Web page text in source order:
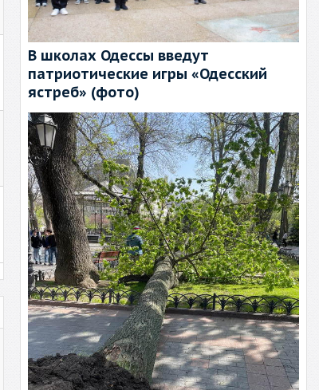
В школах Одессы введут
патриотические игры «Одесский
ястреб» (фото)